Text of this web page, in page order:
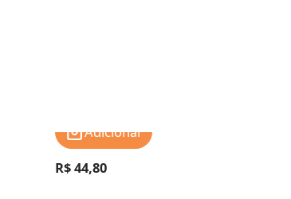
R$ 44,80
Adicionar